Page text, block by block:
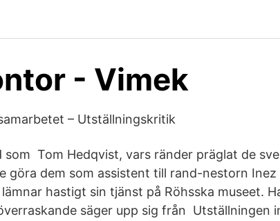
- Vimek
– Utställningskritik
som Tom Hedqvist, vars ränder präglat de
göra dem som assistent till rand-nestorn Inez
hastigt sin tjänst på Röhsska museet.
säger upp sig från Utställningen